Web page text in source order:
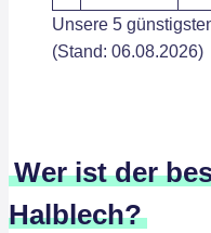
Unsere 5
(Stand: 06.08.2026)
Wer ist der
Halblech?